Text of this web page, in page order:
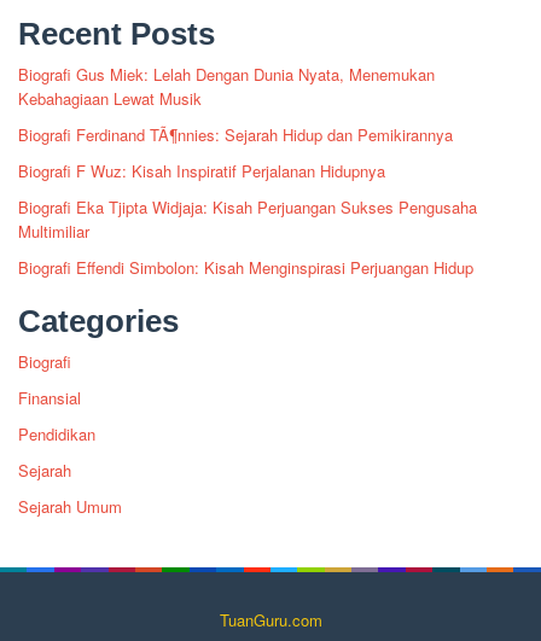
Recent Posts
Biografi Gus Miek: Lelah Dengan Dunia Nyata, Menemukan
Kebahagiaan Lewat Musik
Biografi Ferdinand TÃ¶nnies: Sejarah Hidup dan Pemikirannya
Biografi F Wuz: Kisah Inspiratif Perjalanan Hidupnya
Biografi Eka Tjipta Widjaja: Kisah Perjuangan Sukses Pengusaha
Multimiliar
Biografi Effendi Simbolon: Kisah Menginspirasi Perjuangan Hidup
Categories
Biografi
Finansial
Pendidikan
Sejarah
Sejarah Umum
TuanGuru.com